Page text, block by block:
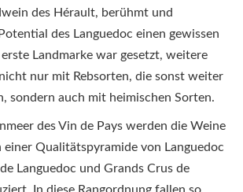
des Hérault, berühmt und
des Languedoc einen gewissen
Landmarke war gesetzt, weitere
nur mit Rebsorten, die sonst weiter
sondern auch mit heimischen Sorten.
des Vin de Pays werden die Weine
einer Qualitätspyramide von Languedoc
Languedoc und Grands Crus de